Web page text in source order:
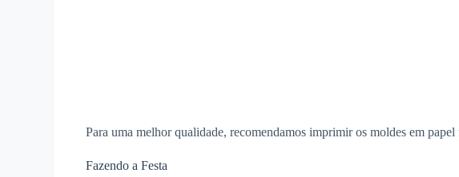
Para uma melhor qualidade, recomendamos imprimir os moldes em
Fazendo a Festa